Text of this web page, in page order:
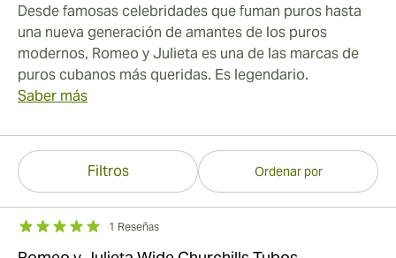
Desde famosas celebridades que fuman puros hasta
una nueva generación de amantes de los puros
modernos, Romeo y Julieta es una de las marcas de
puros cubanos más queridas. Es legendario.
Saber más
Ordenar por
Filtros
1 Reseñas